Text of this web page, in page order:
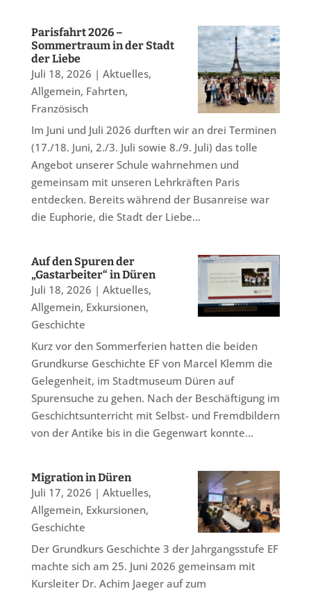
Parisfahrt 2026 –
Sommertraum in der Stadt
der Liebe
Juli 18, 2026 | Aktuelles,
Allgemein, Fahrten,
Französisch
Im Juni und Juli 2026 durften wir an drei Terminen
(17./18. Juni, 2./3. Juli sowie 8./9. Juli) das tolle
Angebot unserer Schule wahrnehmen und
gemeinsam mit unseren Lehrkräften Paris
entdecken. Bereits während der Busanreise war
die Euphorie, die Stadt der Liebe...
Auf den Spuren der
„Gastarbeiter“ in Düren
Juli 18, 2026 | Aktuelles,
Allgemein, Exkursionen,
Geschichte
Kurz vor den Sommerferien hatten die beiden
Grundkurse Geschichte EF von Marcel Klemm die
Gelegenheit, im Stadtmuseum Düren auf
Spurensuche zu gehen. Nach der Beschäftigung im
Geschichtsunterricht mit Selbst- und Fremdbildern
von der Antike bis in die Gegenwart konnte...
Migration in Düren
Juli 17, 2026 | Aktuelles,
Allgemein, Exkursionen,
Geschichte
Der Grundkurs Geschichte 3 der Jahrgangsstufe EF
machte sich am 25. Juni 2026 gemeinsam mit
Kursleiter Dr. Achim Jaeger auf zum